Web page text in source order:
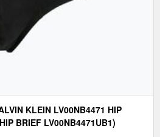
KLEIN LV00NB4471 HIP
BRIEF LV00NB4471UB1)